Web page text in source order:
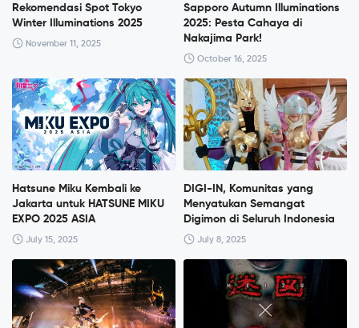
Rekomendasi Spot Tokyo
Winter Illuminations 2025
November 11, 2025
Sapporo Autumn Illuminations
2025: Pesta Cahaya di
Nakajima Park!
October 16, 2025
Hatsune Miku Kembali ke
Jakarta untuk HATSUNE MIKU
EXPO 2025 ASIA
July 15, 2025
DIGI-IN, Komunitas yang
Menyatukan Semangat
Digimon di Seluruh Indonesia
July 8, 2025